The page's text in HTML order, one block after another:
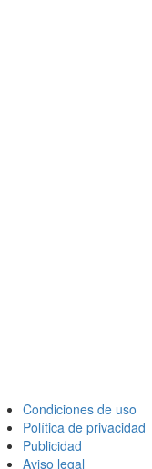
Condiciones de uso
Política de privacidad
Publicidad
Aviso legal